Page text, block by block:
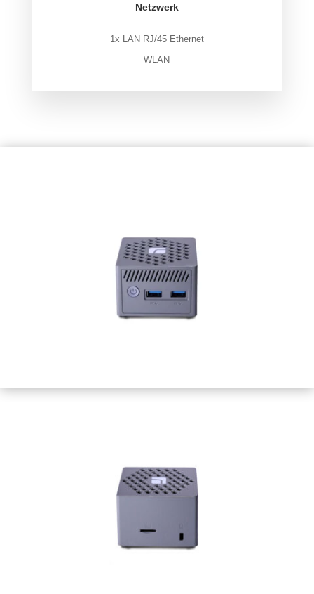
Netzwerk
1x LAN RJ/45 Ethernet
WLAN
Zubehör